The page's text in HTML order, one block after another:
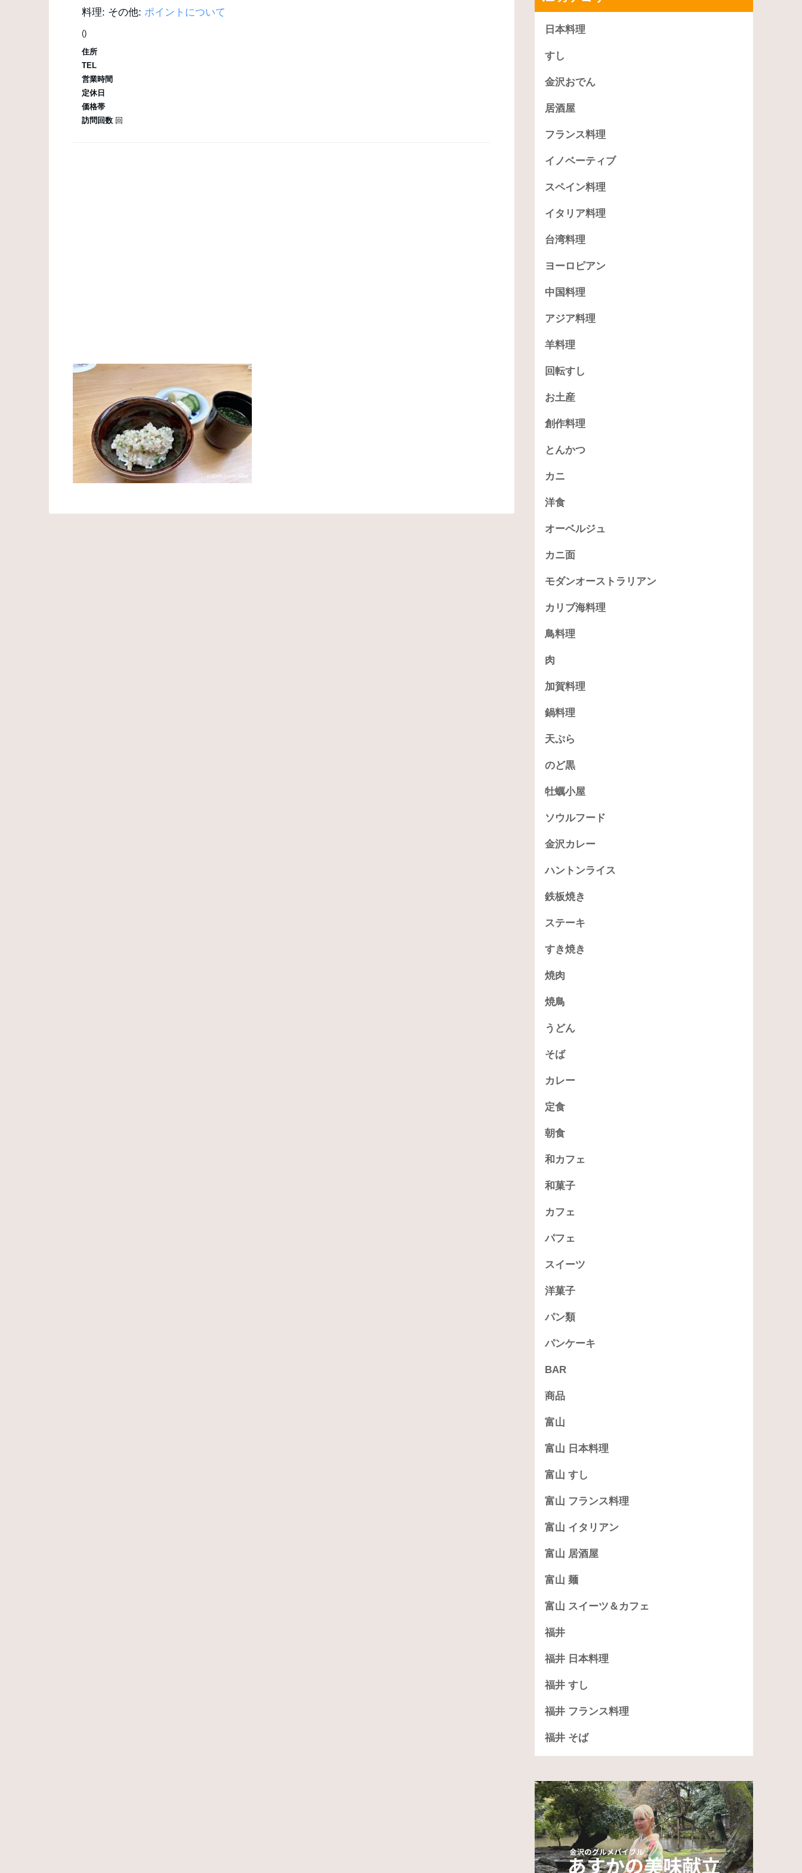
料理: その他: ポイントについて
()
住所
TEL
営業時間
定休日
価格帯
訪問回数 回
日本料理
すし
金沢おでん
居酒屋
フランス料理
イノベーティブ
スペイン料理
イタリア料理
台湾料理
ヨーロピアン
中国料理
アジア料理
羊料理
回転すし
お土産
創作料理
とんかつ
カニ
洋食
オーベルジュ
カニ面
モダンオーストラリアン
カリブ海料理
鳥料理
肉
加賀料理
鍋料理
天ぷら
のど黒
牡蠣小屋
ソウルフード
金沢カレー
ハントンライス
鉄板焼き
ステーキ
すき焼き
焼肉
焼鳥
うどん
そば
カレー
定食
朝食
和カフェ
和菓子
カフェ
パフェ
スイーツ
洋菓子
パン類
パンケーキ
BAR
商品
富山
富山 日本料理
富山 すし
富山 フランス料理
富山 イタリアン
富山 居酒屋
富山 麺
富山 スイーツ＆カフェ
福井
福井 日本料理
福井 すし
福井 フランス料理
福井 そば